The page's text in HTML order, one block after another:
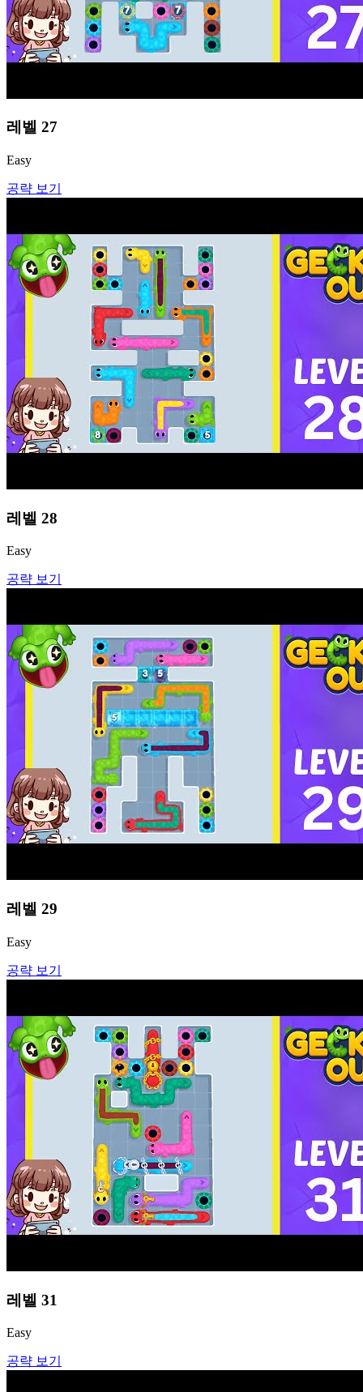
레벨 27
Easy
공략 보기
레벨 28
Easy
공략 보기
레벨 29
Easy
공략 보기
레벨 31
Easy
공략 보기